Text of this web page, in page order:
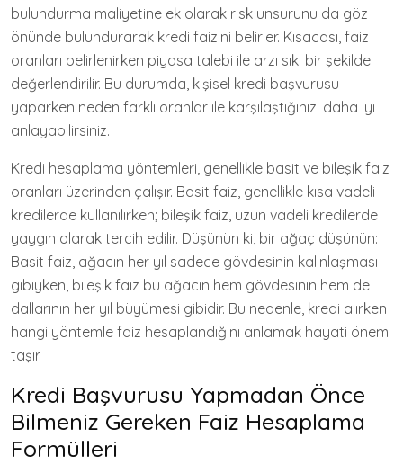
bulundurma maliyetine ek olarak risk unsurunu da göz
önünde bulundurarak kredi faizini belirler. Kısacası, faiz
oranları belirlenirken piyasa talebi ile arzı sıkı bir şekilde
değerlendirilir. Bu durumda, kişisel kredi başvurusu
yaparken neden farklı oranlar ile karşılaştığınızı daha iyi
anlayabilirsiniz.
Kredi hesaplama yöntemleri, genellikle basit ve bileşik faiz
oranları üzerinden çalışır. Basit faiz, genellikle kısa vadeli
kredilerde kullanılırken; bileşik faiz, uzun vadeli kredilerde
yaygın olarak tercih edilir. Düşünün ki, bir ağaç düşünün:
Basit faiz, ağacın her yıl sadece gövdesinin kalınlaşması
gibiyken, bileşik faiz bu ağacın hem gövdesinin hem de
dallarının her yıl büyümesi gibidir. Bu nedenle, kredi alırken
hangi yöntemle faiz hesaplandığını anlamak hayati önem
taşır.
Kredi Başvurusu Yapmadan Önce
Bilmeniz Gereken Faiz Hesaplama
Formülleri